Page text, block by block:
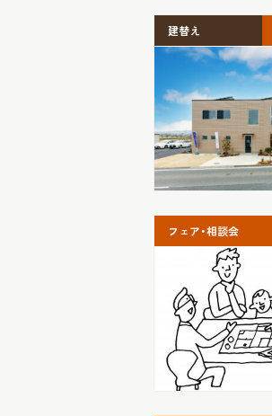
建替え
フェア・相談会